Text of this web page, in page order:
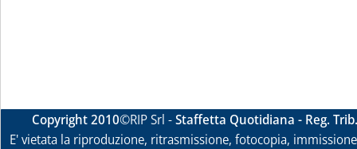
Copyright 2010©RIP Srl -Staffetta Quotidiana - Reg.
E' vietata la riproduzione, ritrasmissione, fotocopia,